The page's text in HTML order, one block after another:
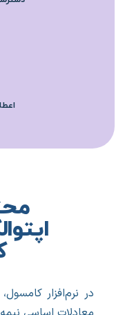
در نرم‌افزار